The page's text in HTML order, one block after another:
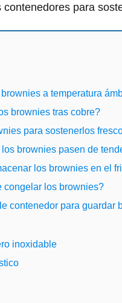
para
a temperatura
brownies tras cobre?
para sostenerlos
brownies pasen de
los brownies en el
congelar los brownies?
contenedor para guardar
inoxidable